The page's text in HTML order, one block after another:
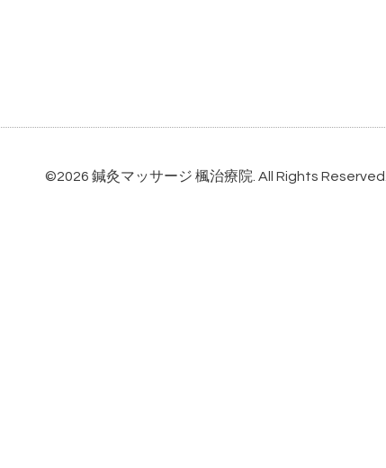
©2026 鍼灸マッサージ 楓治療院. All Rights Reserved.